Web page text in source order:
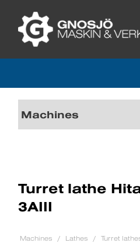
Machines
Turret lathe
3AIII
Machines Lathes
Turret